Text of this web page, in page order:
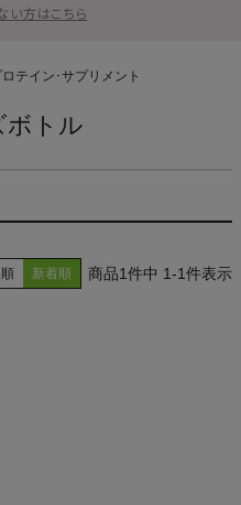
い方はこちら
ロテイン･サプリメント
ボトル
新着順 1件中 1-1件表示